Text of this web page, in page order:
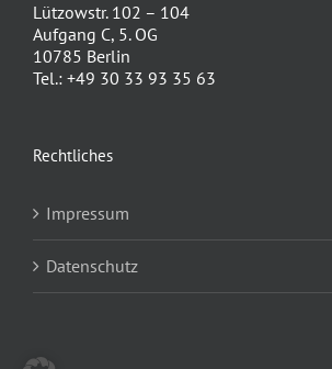
Lützowstr. 102 – 104
Aufgang C, 5. OG
10785 Berlin
Tel.: +49 30 33 93 35 63
Rechtliches
Impressum
Datenschutz